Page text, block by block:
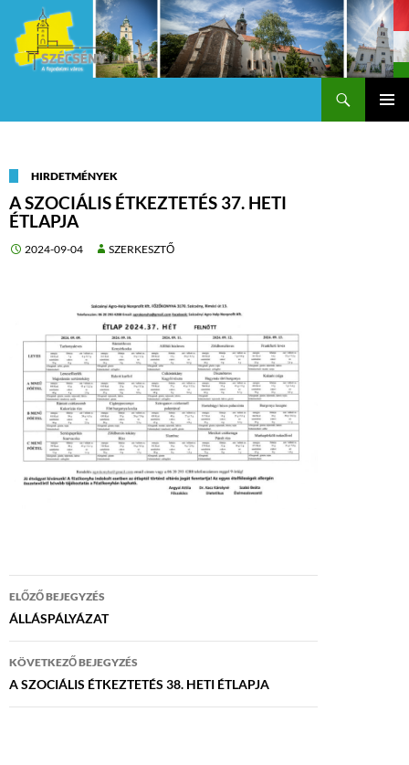
HIRDETMÉNYEK
A SZOCIÁLIS ÉTKEZTETÉS 37. HETI
ÉTLAPJA
2024-09-04 SZERKESZTŐ
Bejegyzés
navigáció
ELŐZŐ BEJEGYZÉS
ÁLLÁSPÁLYÁZAT
KÖVETKEZŐ BEJEGYZÉS
A SZOCIÁLIS ÉTKEZTETÉS 38. HETI ÉTLAPJA